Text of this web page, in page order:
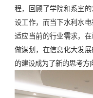
程，回顾了学院和系室
设工作，而当下水利水
适应当前的行业需求，
做谋划，在信息化大发
的建设成为了新的思考方